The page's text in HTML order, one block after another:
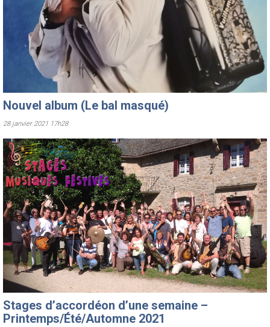
Nouvel album (Le bal masqué)
28 janvier 2021 17h28
Stages d’accordéon d’une semaine –
Printemps/Été/Automne 2021